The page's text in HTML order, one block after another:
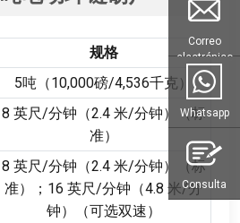
规格
5吨（10,000磅/4,536千克）
8 英尺/分钟（2.4 米/分钟）（标
准）
8 英尺/分钟（2.4 米/分钟）（标
准）
；16 英尺/分钟（4.8 米/分
钟）（可选双速）
Correo
electrónico
Whatsapp
Consulta